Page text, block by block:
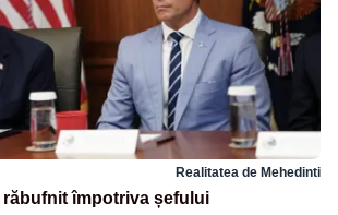
Realitatea de Mehedinti
răbufnit împotriva șefului